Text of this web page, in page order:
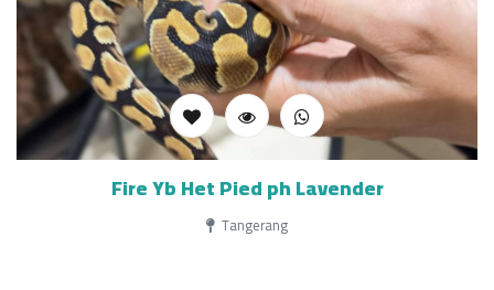
Fire Yb Het Pied ph Lavender
Tangerang